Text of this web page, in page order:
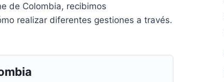
de Colombia, recibimos
realizar diferentes gestiones a través.